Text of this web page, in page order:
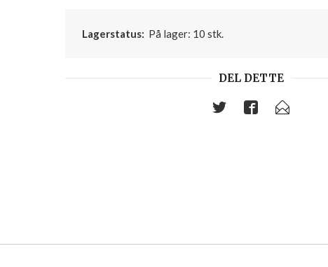
Lagerstatus: På lager: 10 stk.
DEL DETTE